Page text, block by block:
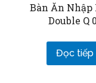
Bàn Ăn Nhập
Double Q
Đọc tiếp